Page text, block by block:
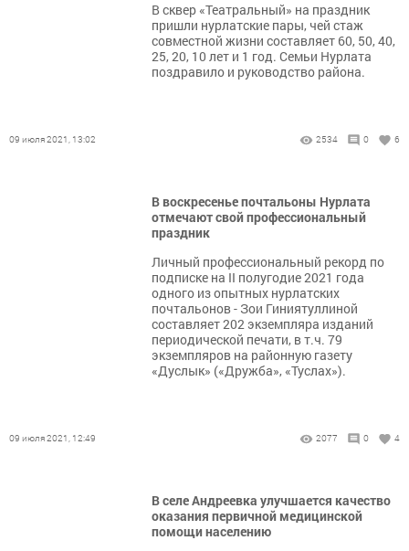
В сквер «Театральный» на праздник
пришли нурлатские пары, чей стаж
совместной жизни составляет 60, 50, 40,
25, 20, 10 лет и 1 год. Семьи Нурлата
поздравило и руководство района.
09 июля 2021, 13:02 2534 0 6
В воскресенье почтальоны Нурлата
отмечают свой профессиональный
праздник
Личный профессиональный рекорд по
подписке на II полугодие 2021 года
одного из опытных нурлатских
почтальонов - Зои Гиниятуллиной
составляет 202 экземпляра изданий
периодической печати, в т.ч. 79
экземпляров на районную газету
«Дуслык» («Дружба», «Туслах»).
09 июля 2021, 12:49 2077 0 4
В селе Андреевка улучшается качество
оказания первичной медицинской
помощи населению